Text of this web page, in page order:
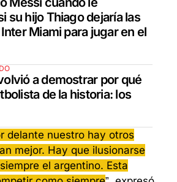
su hijo Thiago dejaría las
Miami para jugar en el
a demostrar por qué
de la historia: los
delante nuestro hay otros
mejor. Hay que ilusionarse
el argentino. Esta